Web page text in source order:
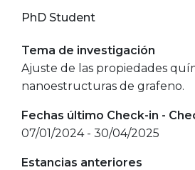
PhD Student
Tema de investigación
Ajuste de las propiedades
nanoestructuras de grafeno.
Fechas último Check-in -
07/01/2024 - 30/04/2025
Estancias anteriores